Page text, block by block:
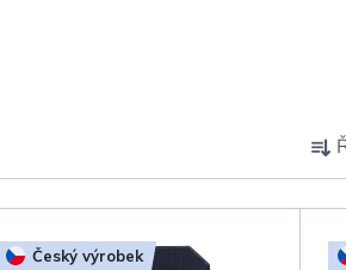
Ř
a
z
Český výrobek